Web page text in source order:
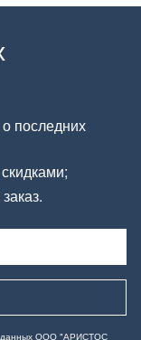
последних
ООО "АРИСТОС